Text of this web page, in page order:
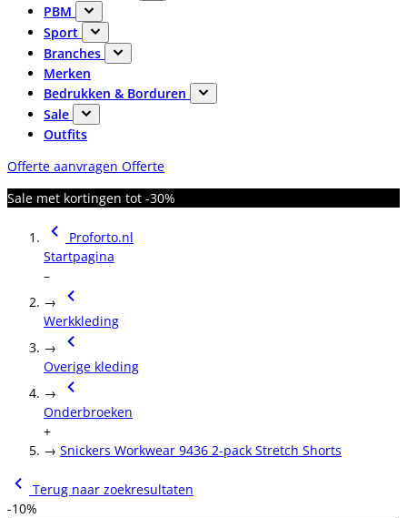
PBM
Sport
Branches
Merken
Bedrukken & Borduren
Sale
Outfits
Offerte aanvragen Offerte
Sale met kortingen tot -30%
Proforto.nl
Startpagina
–
→
Werkkleding
→
Overige kleding
→
Onderbroeken
+
→ Snickers Workwear 9436 2-pack Stretch Shorts
Terug naar zoekresultaten
-10%